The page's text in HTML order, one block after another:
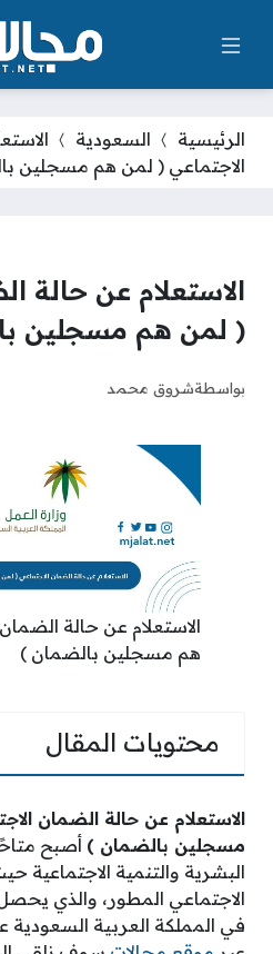
الرئيسية السعودية
الاجتماعي ( لمن هم مسجلين
الاستعلام عن حالة
( لمن هم مسجلين
بواسطةشروق محمد
الاستعلام عن حالة
هم مسجلين بالضمان )
محتويات المقال
الاستعلام عن حالة الضمان
مسجلين بالضمان ) أصبح
البشرية والتنمية الاجتماعية
الاجتماعي المطور، والذي
في المملكة العربية السعودية